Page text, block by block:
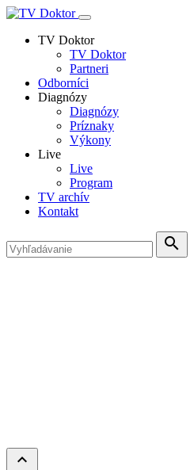
TV Doktor
TV Doktor
Partneri
Odborníci
Diagnózy
Diagnózy
Príznaky
Výkony
Live
Live
Program
TV archív
Kontakt
search
keyboard_arrow_up